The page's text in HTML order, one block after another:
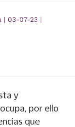
| 03-07-23 |
y
por ello
que